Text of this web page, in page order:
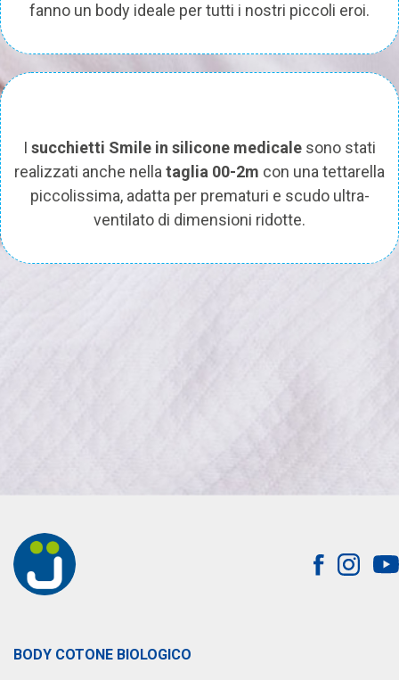
fanno un body ideale per tutti i nostri piccoli eroi.
I succhietti Smile in silicone medicale sono stati
realizzati anche nella taglia 00-2m con una tettarella
piccolissima, adatta per prematuri e scudo ultra-
ventilato di dimensioni ridotte.
BODY COTONE BIOLOGICO